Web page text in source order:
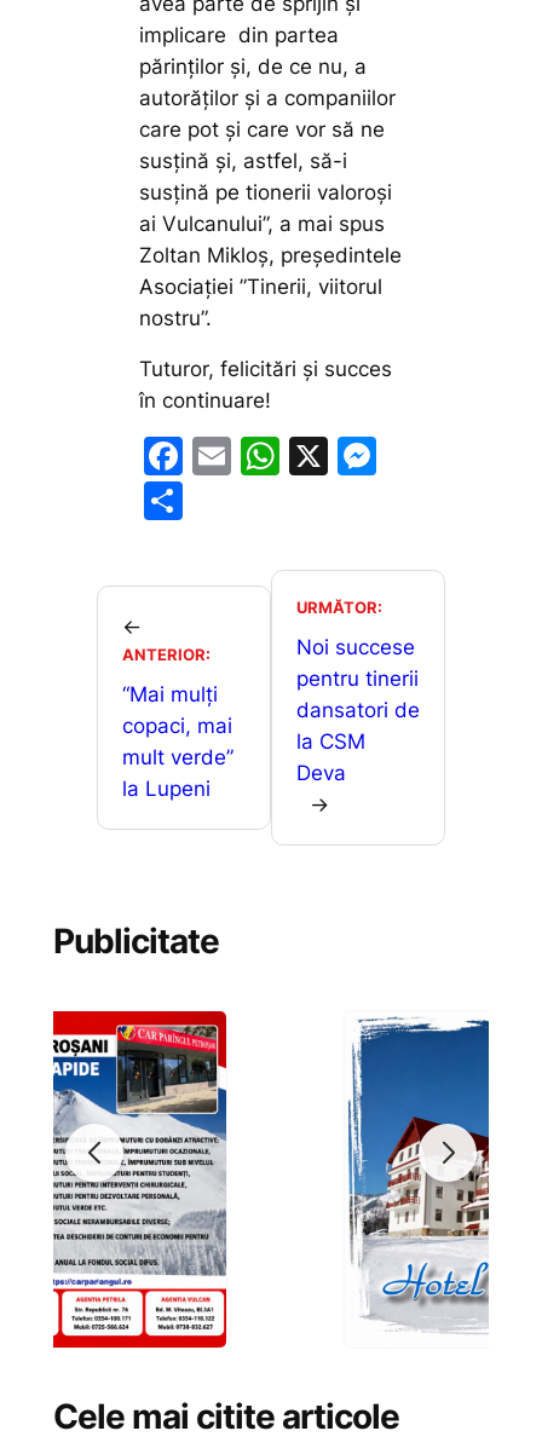
implicare din partea
părinților și, de ce nu, a
autorăților și a companiilor
care pot și care vor să ne
susțină și, astfel, să-i
susțină pe tionerii valoroși
ai Vulcanului”, a mai spus
Zoltan Mikloș, președintele
Asociației ”Tinerii, viitorul
nostru”.
Tuturor, felicitări și succes
în continuare!
F
o
o
k
E
W
s
A
p
p
X
s
e
n
g
er
ta
a
z
ă
←
ANTERIOR:
“Mai mulți
copaci, mai
mult verde”
la Lupeni
URMĂTOR:
Noi succese
pentru tinerii
dansatori de
la CSM
Deva
→
Publicitate
Cele mai citite articole